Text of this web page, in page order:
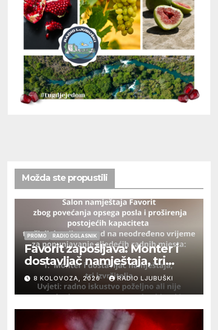
Možda ste propustili
PROMO RADIO OGLASNIK
Favorit zapošljava: Monter i
dostavljač namještaja, tri
izvršitelja
8 KOLOVOZA, 2026 RADIO LJUBUŠKI